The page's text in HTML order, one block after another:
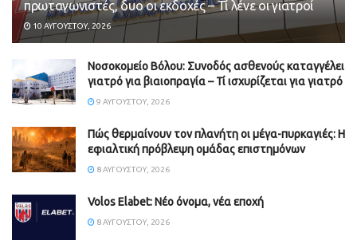
πρωταγωνιστές, δυο οι εκδοχές – Τί λένε οι γιατροί
10 ΑΥΓΟΎΣΤΟΥ, 2026
Νοσοκομείο Βόλου: Συνοδός ασθενούς καταγγέλει
γιατρό για βιαιοπραγία – Τί ισχυρίζεται για γιατρό
9 ΑΥΓΟΎΣΤΟΥ, 2026
Πώς θερμαίνουν τον πλανήτη οι μέγα-πυρκαγιές: Η
εφιαλτική πρόβλεψη ομάδας επιστημόνων
8 ΑΥΓΟΎΣΤΟΥ, 2026
Volos Elabet: Νέο όνομα, νέα εποχή
8 ΑΥΓΟΎΣΤΟΥ, 2026